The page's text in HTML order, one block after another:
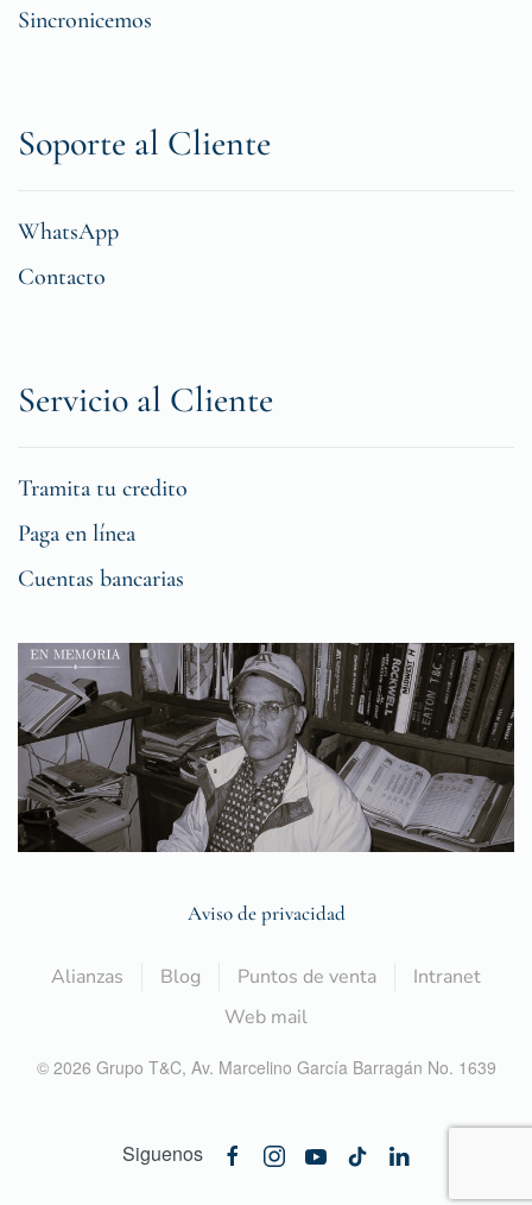
Sincronicemos
Soporte al Cliente
WhatsApp
Contacto
Servicio al Cliente
Tramita tu credito
Paga en línea
Cuentas bancarias
Aviso de privacidad
Alianzas Blog Puntos de venta
Intranet
Web mail
© 2026 Grupo T&C, Av. Marcelino García Barragán No. 1639
Siguenos